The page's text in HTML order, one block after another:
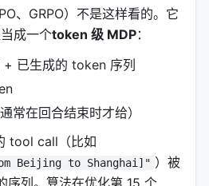
、GRPO）不是这样看的。它
成一个token 级 MDP：
已生成的 token 序列
常在回合结束时才给）
tool call（比如
Beijing to Shanghai]" ）被
列。算法在优化第 15 个